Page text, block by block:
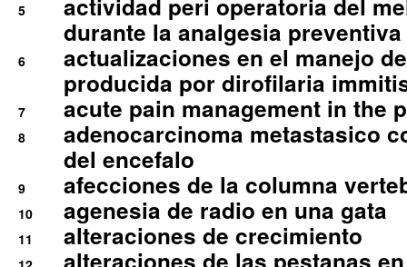
5
actividad peri operatoria del
durante la analgesia
6
actualizaciones en el manejo
producida por dirofilaria
7 acute pain management in the
8
adenocarcinoma metastasico
del encefalo
9 afecciones de la columna
10 agenesia de radio en una gata
11 alteraciones de crecimiento